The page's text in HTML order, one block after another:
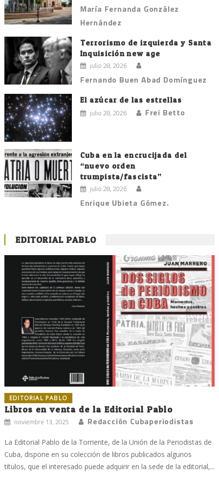
María Fernanda González
Hernández
Terrorismo de izquierda y Santa
Inquisición new age
julio 28, 2026
Fernando Buen Abad Domínguez
El azúcar de las estrellas
julio 28, 2026 Frei Betto
Cuba en la encrucijada del
“nuevo orden
trumpista/fascista”
julio 28, 2026
Enrique Ubieta Gómez.
EDITORIAL PABLO
EDITORIAL PABLO
Libros en venta de la Editorial Pablo
noviembre 13, 2025 Redacción Cubaperiodistas
La Editorial Pablo de la Torriente, de la Unión de la Periodistas de
Cuba, dispone en su colección de libros publicados algunos
títulos, que el interesado puede adquirir en la sede de la editorial,...